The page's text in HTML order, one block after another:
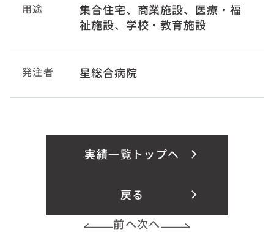
用途
集合住宅、商業施設、医療・福
祉施設、学校・教育施設
発注者 星総合病院
実績一覧トップへ
戻る
前へ次へ